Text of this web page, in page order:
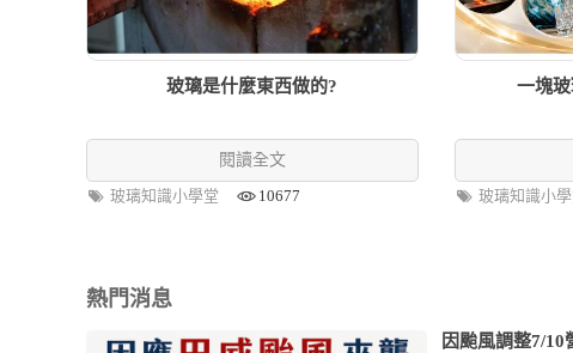
玻璃是什麼東西做的?
閱讀全文
玻璃知識小學堂
10677
一塊
玻璃知識小
熱門消息
因颱風調整7/10